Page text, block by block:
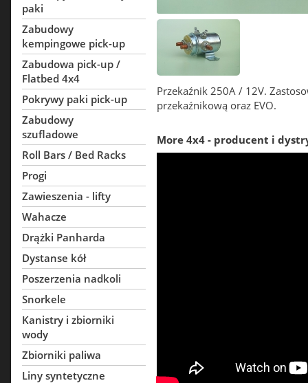
paki
Zabudowy
kempingowe pick-up
Zabudowa pick-up /
Flatbed 4x4
Pokrywy paki pick-up
Zabudowy
szufladowe
Roll Bars / Bed Racks
Progi
Zawieszenia - lifty
Wahacze
Drążki Panharda
Dystanse kół
Poszerzenia nadkoli
Snorkele
Kanistry i zbiorniki
wody
Zbiorniki paliwa
Liny syntetyczne
Przekaźnik 250A / 12V.
przekaźnikową oraz EVO.
More 4x4 - producent i